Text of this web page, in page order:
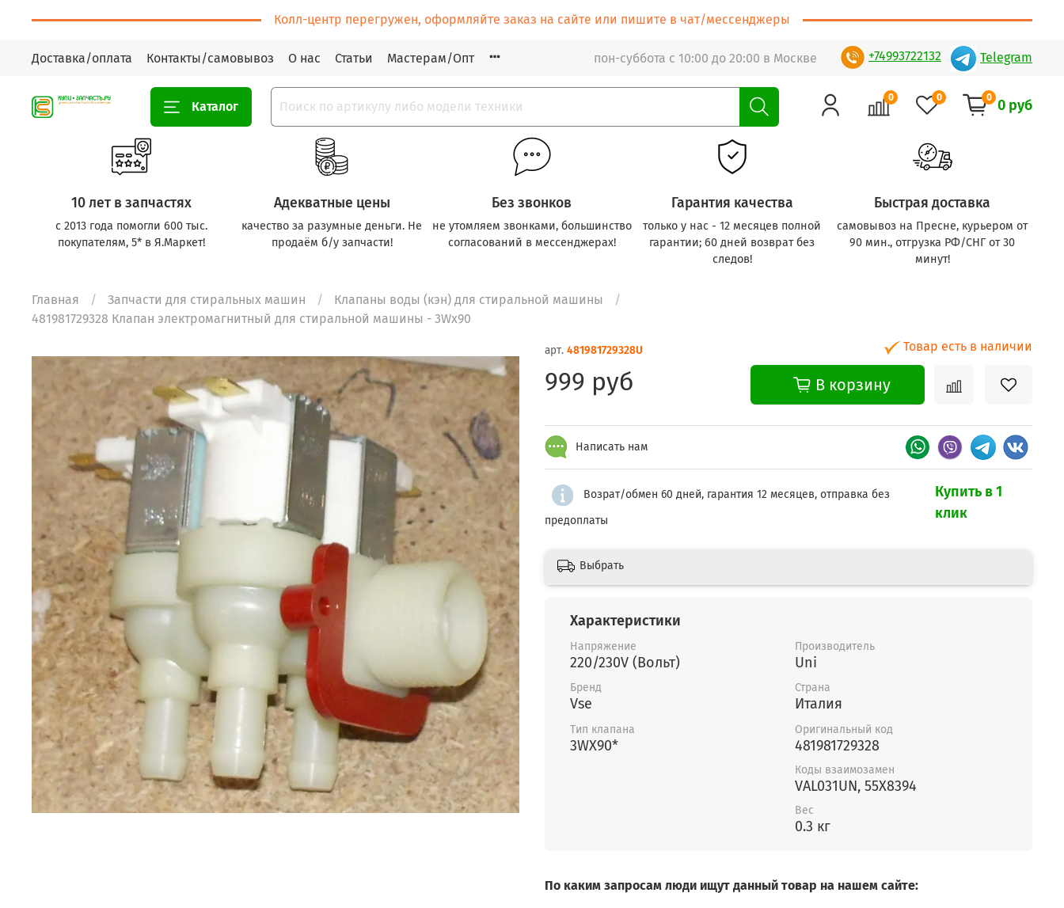
Колл-центр перегружен, оформляйте заказ на сайте или пишите в чат/мессенджеры
Доставка/оплата Контакты/самовывоз О нас Статьи Мастерам/Опт пон-суббота с 10:00 до 20:00 в Москве +74993722132 Telegram
Каталог
0 0 0 0 руб
10 лет в запчастях
с 2013 года помогли 600 тыс.
покупателям, 5* в Я.Маркет!
Адекватные цены
качество за разумные деньги. Не
продаём б/у запчасти!
Без звонков
не утомляем звонками, большинство
согласований в мессенджерах!
Гарантия качества
только у нас - 12 месяцев полной
гарантии; 60 дней возврат без
следов!
Быстрая доставка
самовывоз на Пресне, курьером от
90 мин., отгрузка РФ/СНГ от 30
минут!
Главная Запчасти для стиральных машин
Клапаны воды (кэн) для стиральной машины
481981729328 Клапан электромагнитный для стиральной машины - 3Wx90
арт. 481981729328U Товар есть в наличии
999 руб В корзину
Написать нам
Возрат/обмен 60 дней, гарантия 12 месяцев, отправка без
предоплаты
Купить в 1
клик
Выбрать
Характеристики
Напряжение
220/230V (Вольт)
Производитель
Uni
Бренд
Vse
Страна
Италия
Тип клапана
3WХ90*
Оригинальный код
481981729328
Коды взаимозамен
VAL031UN, 55X8394
Вес
0.3 кг
По каким запросам люди ищут данный товар на нашем сайте: